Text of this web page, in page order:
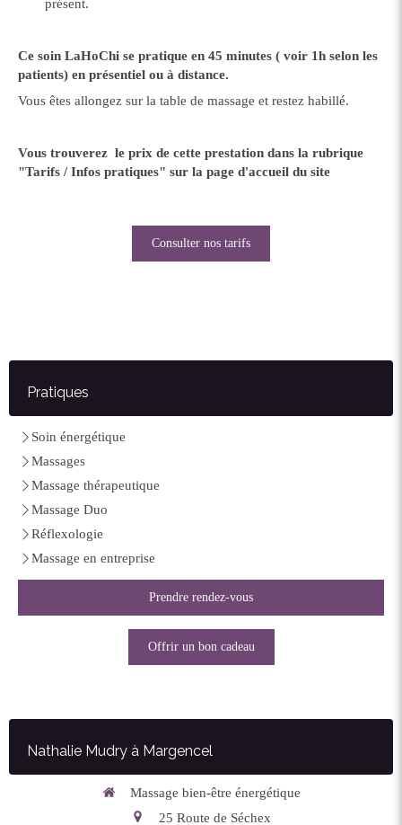
présent.
Ce soin LaHoChi se pratique en 45 minutes ( voir 1h selon les
patients) en présentiel ou à distance.
Vous êtes allongez sur la table de massage et restez habillé.
Vous trouverez le prix de cette prestation dans la rubrique
"Tarifs / Infos pratiques" sur la page d'accueil du site
Consulter nos tarifs
Pratiques
Soin énergétique
Massages
Massage thérapeutique
Massage Duo
Réflexologie
Massage en entreprise
Prendre rendez-vous
Offrir un bon cadeau
Nathalie Mudry à Margencel
Massage bien-être énergétique
25 Route de Séchex